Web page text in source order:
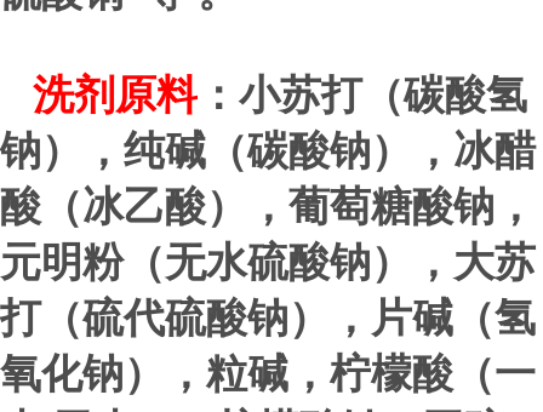
洗剂原料 ：小苏打（碳酸氢
钠），纯碱（碳酸钠），冰醋
酸（冰乙酸），葡萄糖酸钠，
元明粉（无水硫酸钠），大苏
打（硫代硫酸钠），片碱（氢
氧化钠），粒碱，柠檬酸（一